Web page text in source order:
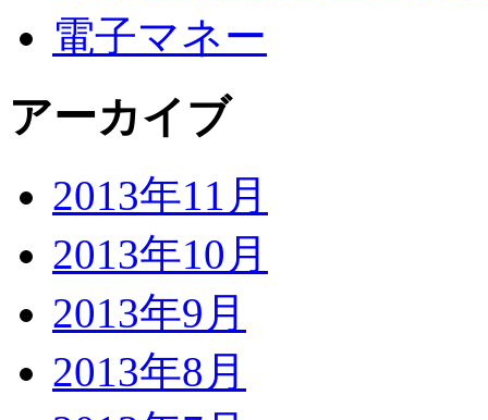
電子マネー
アーカイブ
2013年11月
2013年10月
2013年9月
2013年8月